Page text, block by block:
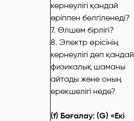
кернеулігі қандай
әріппен белгіленеді?
7. Өлшем бірлігі?
8. Электр өрісінің
кернеулігі деп қандай
физикалық шаманы
айтады және оның
ерекшелігі неде?
(f) Бағалау: (G) «Екі